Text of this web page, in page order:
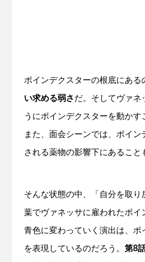
ポインデクスターの根底にある
い求める弱さ だ。そしてヴァネ
うにポインデクスターを動かす
また、面会シーンでは、ポイ
される薬物の影響下にあること
そんな状態の中、「自分を取り
葉でヴァネッサに雇われたポイ
青色に変わっていく演出は、ポ
を表現しているのだろう。 第8